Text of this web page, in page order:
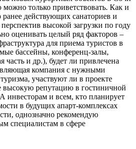
только приветствовать. Как и
действующих санаториев и
высокой загрузки по году
оценивать целый ряд факторов –
для приема туристов в
бассейны, конференц-залы,
часть и др.), будет ли привлечена
компания с нужными
участвуют ли в проекте
репутацию в гостиничной
инвесторам и всем, кто планирует
в будущих апарт-комплексах
однозначно рекомендую
специалистам в сфере